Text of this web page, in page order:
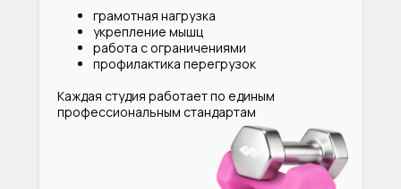
грамотная нагрузка
укрепление мышц
работа с ограничениями
профилактика перегрузок
Каждая студия работает по единым
профессиональным стандартам